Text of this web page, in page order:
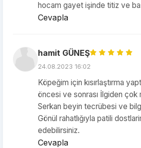
hocam gayet işinde titiz ve
Cevapla
hamit GÜNEŞ
24.08.2023 16:02
Köpeğim için kısırlaştırma
öncesi ve sonrası İlgiden çok
Serkan beyin tecrübesi ve
Gönül rahatlığıyla patili
edebilirsiniz.
Cevapla